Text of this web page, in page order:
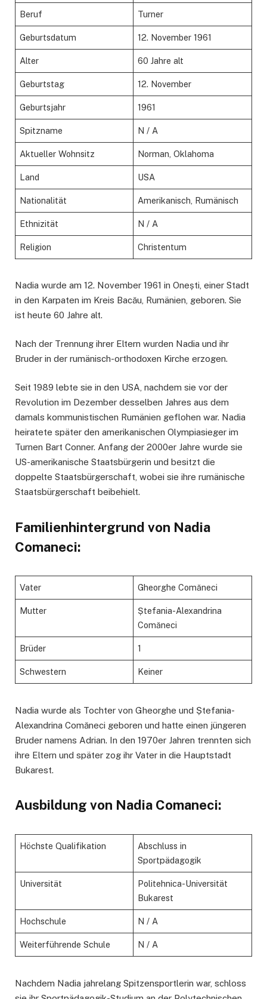
Beruf Turner
Geburtsdatum 12. November 1961
Alter 60 Jahre alt
Geburtstag 12. November
Geburtsjahr 1961
Spitzname N / A
Aktueller Wohnsitz Norman, Oklahoma
Land USA
Nationalität Amerikanisch, Rumänisch
Ethnizität N / A
Religion Christentum
Nadia wurde am 12. November 1961 in Onești, einer Stadt
in den Karpaten im Kreis Bacău, Rumänien, geboren. Sie
ist heute 60 Jahre alt.
Nach der Trennung ihrer Eltern wurden Nadia und ihr
Bruder in der rumänisch-orthodoxen Kirche erzogen.
Seit 1989 lebte sie in den USA, nachdem sie vor der
Revolution im Dezember desselben Jahres aus dem
damals kommunistischen Rumänien geflohen war. Nadia
heiratete später den amerikanischen Olympiasieger im
Turnen Bart Conner. Anfang der 2000er Jahre wurde sie
US-amerikanische Staatsbürgerin und besitzt die
doppelte Staatsbürgerschaft, wobei sie ihre rumänische
Staatsbürgerschaft beibehielt.
Familienhintergrund von Nadia
Comaneci:
Vater Gheorghe Comăneci
Mutter
Ștefania-Alexandrina
Comăneci
Brüder 1
Schwestern Keiner
Nadia wurde als Tochter von Gheorghe und Ștefania-
Alexandrina Comăneci geboren und hatte einen jüngeren
Bruder namens Adrian. In den 1970er Jahren trennten sich
ihre Eltern und später zog ihr Vater in die Hauptstadt
Bukarest.
Ausbildung von Nadia Comaneci:
Höchste Qualifikation
Abschluss in
Sportpädagogik
Universität
Politehnica-Universität
Bukarest
Hochschule N / A
Weiterführende Schule N / A
Nachdem Nadia jahrelang Spitzensportlerin war, schloss